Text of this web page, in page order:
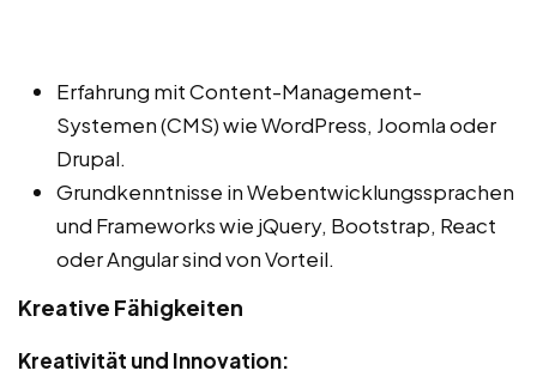
Erfahrung mit Content-Management-
Systemen (CMS) wie WordPress, Joomla oder
Drupal.
Grundkenntnisse in Webentwicklungssprachen
und Frameworks wie jQuery, Bootstrap, React
oder Angular sind von Vorteil.
Kreative Fähigkeiten
Kreativität und Innovation: